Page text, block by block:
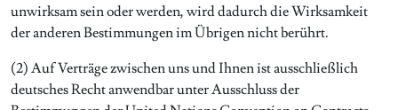
unwirksam sein oder werden, wird dadurch die Wirksamkeit
der anderen Bestimmungen im Übrigen nicht berührt.
(2) Auf Verträge zwischen uns und Ihnen ist ausschließlich
deutsches Recht anwendbar unter Ausschluss der